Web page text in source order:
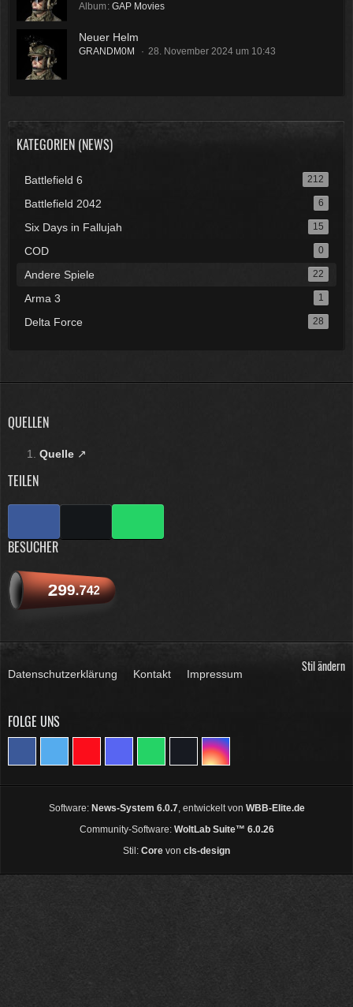
Album GAP Movies
Neuer Helm
GRANDM0M 28. November 2024 um 10:43
KATEGORIEN (NEWS)
Battlefield 6 212
Battlefield 2042 6
Six Days in Fallujah 15
COD 0
Andere Spiele 22
Arma 3 1
Delta Force 28
QUELLEN
Quelle
TEILEN
BESUCHER
299.742
Stil ändern
Datenschutzerklärung Kontakt Impressum
FOLGE UNS
Software: News-System 6.0.7, entwickelt von WBB-Elite.de
Community-Software: WoltLab Suite™ 6.0.26
Stil: Core von cls-design